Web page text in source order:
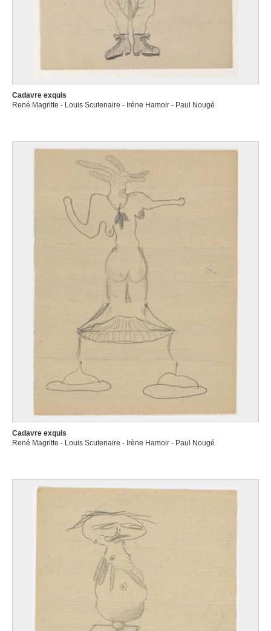
Cadavre exquis
René Magritte - Louis Scutenaire - Irène Hamoir - Paul Nougé
Cadavre exquis
René Magritte - Louis Scutenaire - Irène Hamoir - Paul Nougé